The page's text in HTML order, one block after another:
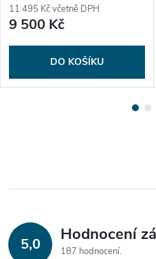
11 495 Kč včetně DPH
9 500 Kč
DO KOŠÍKU
5,0 Hodnocení
187 hodnocení